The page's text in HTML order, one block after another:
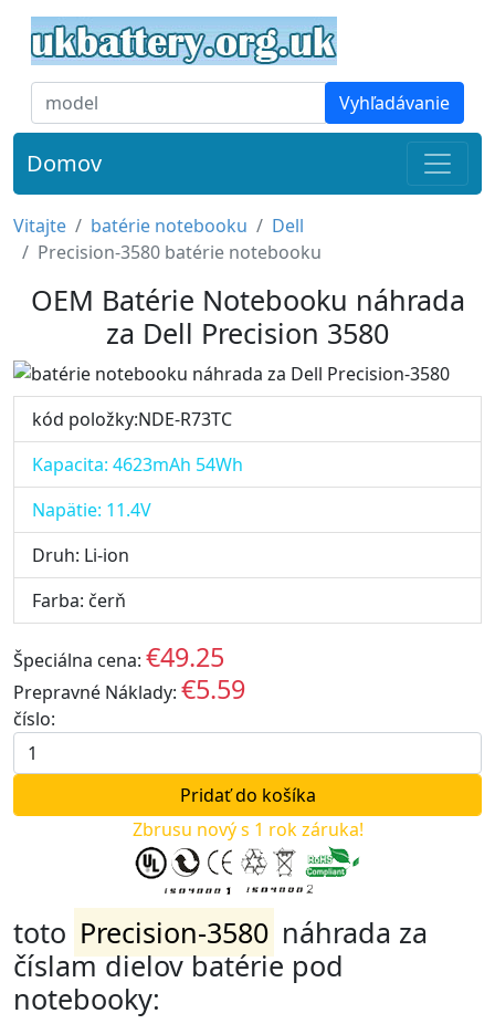
Vyhľadávanie
Domov
Vitajte batérie notebooku
Dell
Precision-3580 batérie notebooku
OEM Batérie Notebooku náhrada
za Dell Precision 3580
kód položky:NDE-R73TC
Kapacita: 4623mAh 54Wh
Napätie: 11.4V
Druh: Li-ion
Farba: čerň
Špeciálna cena: €49.25
Prepravné Náklady: €5.59
číslo:
Zbrusu nový s 1 rok záruka!
toto Precision-3580 náhrada za
číslam dielov batérie pod
notebooky: